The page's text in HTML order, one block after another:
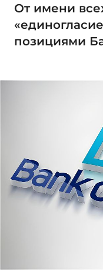
От имени
позициями